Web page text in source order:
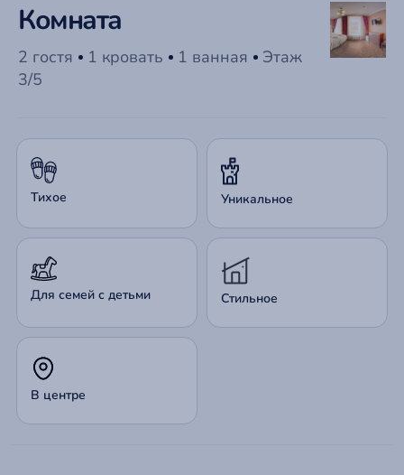
Комната
2 гостя 1 кровать 1 ванная
Этаж
3/5
Тихое Уникальное
Для семей с детьми Стильное
В центре